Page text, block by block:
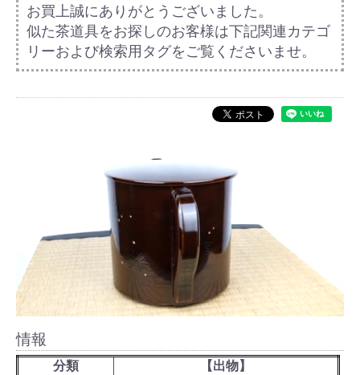
お買上誠にありがとうございました。
似た茶道具をお探しのお客様は下記関連カテゴ
リーおよび検索用タグをご覧くださいませ。
情報
分類
【出物】